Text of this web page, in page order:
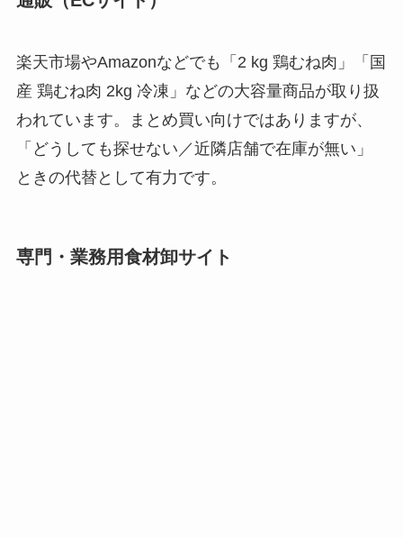
楽天市場やAmazonなどでも「2 kg 鶏むね肉」「国
産 鶏むね肉 2kg 冷凍」などの大容量商品が取り扱
われています。まとめ買い向けではありますが、
「どうしても探せない／近隣店舗で在庫が無い」
ときの代替として有力です。
専門・業務用食材卸サイト